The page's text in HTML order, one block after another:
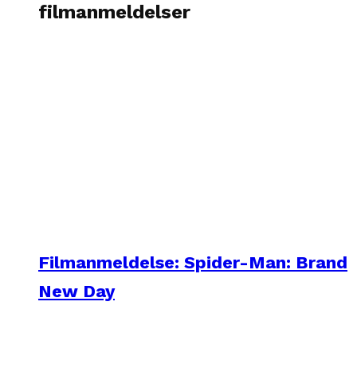
filmanmeldelser
Filmanmeldelse: Spider-Man: Brand
New Day